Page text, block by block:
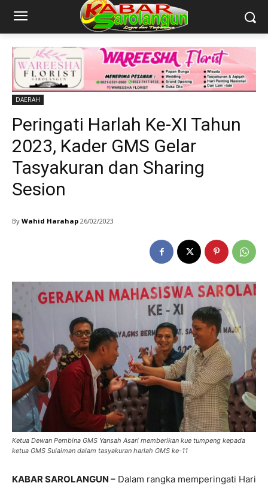
DAERAH
Peringati Harlah Ke-XI Tahun
2023, Kader GMS Gelar
Tasyakuran dan Sharing
Sesion
By Wahid Harahap 26/02/2023
Ketua Dewan Pembina GMS Yansah Asari memberikan kue tumpeng kepada
ketua GMS Sulaiman dalam tasyakuran harlah GMS ke-11
KABAR SAROLANGUN – Dalam rangka memperingati Hari